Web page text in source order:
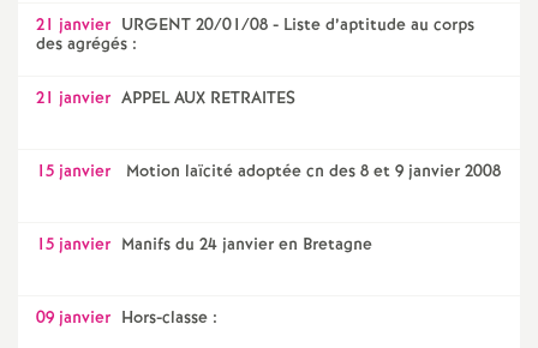
21 janvier URGENT 20/01/08 - Liste d’aptitude au corps
des agrégés :
21 janvier APPEL AUX RETRAITES
15 janvier Motion laïcité adoptée cn des 8 et 9 janvier 2008
15 janvier Manifs du 24 janvier en Bretagne
09 janvier Hors-classe :